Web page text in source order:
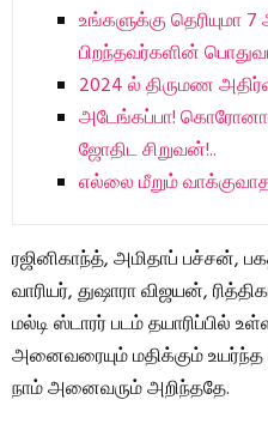
உங்களுக்கு
பிறந்தவர்களின்
2024 ல் திருமண
அடேங்கப்பா!
ஜோதிட சிறுவன்!..
எல்லை மீறும்
ரஜினிகாந்த், அமிதாப் பச்சன்,
வாரியர், துஷாரா விஜயன்,
மல்டி ஸ்டாரர் படம் தயாரிப்பில்
அனைவரையும் மதிக்கும்
நாம் அனைவரும் அறிந்ததே.